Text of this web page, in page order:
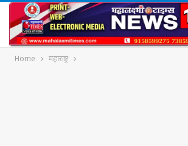
Home महाराष्ट्र